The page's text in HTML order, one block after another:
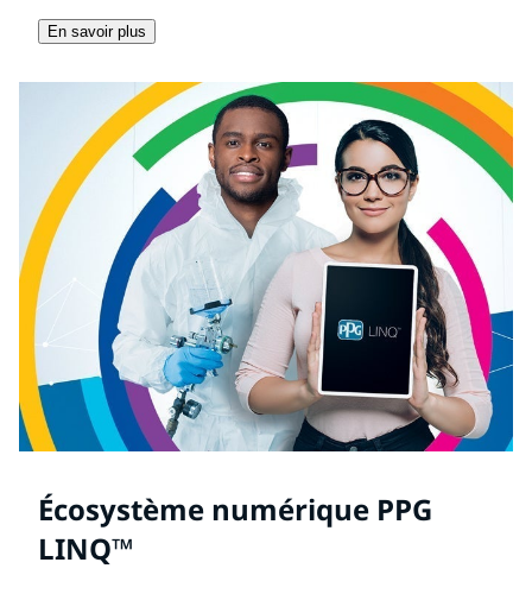
En savoir plus
Écosystème numérique PPG
LINQ™